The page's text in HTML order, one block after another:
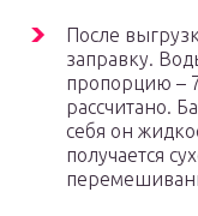
После
заправку.
пропорцию –
рассчитано.
себя он
получается